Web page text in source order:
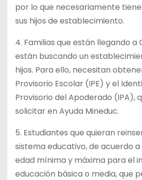
por lo que necesariamente
sus hijos de establecimiento.
4. Familias que están llegando a
están buscando un
hijos. Para ello, necesitan
Provisorio Escolar (IPE) y el
Provisorio del Apoderado (IPA),
solicitar en Ayuda Mineduc.
5. Estudiantes que quieran
sistema educativo, de acuerdo a
edad mínima y máxima para el
educación básica o media, que